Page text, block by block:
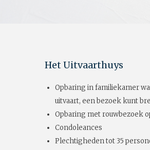
Het Uitvaarthuys
Opbaring in familiekamer
uitvaart, een bezoek kunt
Opbaring met rouwbezoek
Condoleances
Plechtigheden tot 35